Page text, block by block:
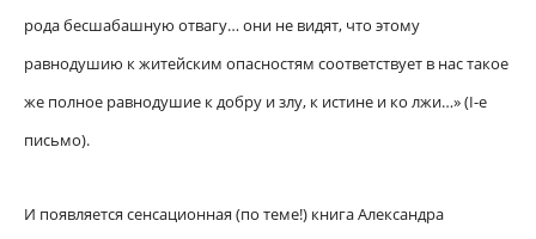
рода бесшабашную отвагу… они не видят, что этому
равнодушию к житейским опасностям соответствует в нас такое
же полное равнодушие к добру и злу, к истине и ко лжи…» (I-е
письмо).
И появляется сенсационная (по теме!) книга Александра